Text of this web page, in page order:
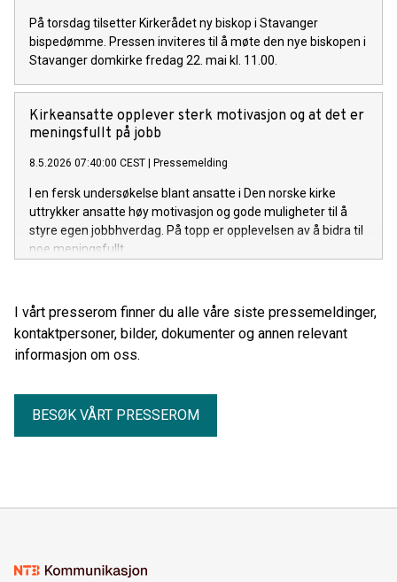
På torsdag tilsetter Kirkerådet ny biskop i Stavanger
bispedømme. Pressen inviteres til å møte den nye biskopen i
Stavanger domkirke fredag 22. mai kl. 11.00.
Kirkeansatte opplever sterk motivasjon og at det er
meningsfullt på jobb
8.5.2026 07:40:00 CEST | Pressemelding
I en fersk undersøkelse blant ansatte i Den norske kirke
uttrykker ansatte høy motivasjon og gode muligheter til å
styre egen jobbhverdag. På topp er opplevelsen av å bidra til
noe meningsfullt.
I vårt presserom finner du alle våre siste pressemeldinger,
kontaktpersoner, bilder, dokumenter og annen relevant
informasjon om oss.
BESØK VÅRT PRESSEROM